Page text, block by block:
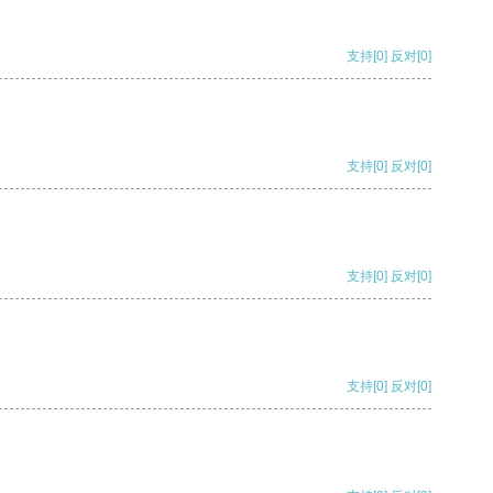
支持[0] 反对[0]
支持[0] 反对[0]
支持[0] 反对[0]
支持[0] 反对[0]